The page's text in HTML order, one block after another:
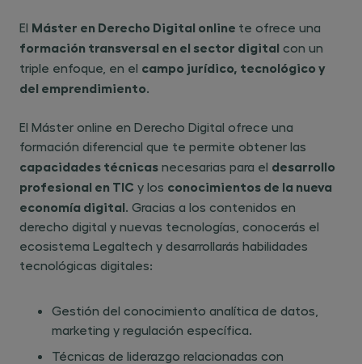
El ​ Máster en Derecho Digital online te ofrece una ​
formación transversal en el sector digital con un
triple enfoque, en el ​ campo jurídico, tecnológico y
del emprendimiento.
El Máster online en Derecho Digital ofrece una
formación diferencial que te permite obtener las
capacidades técnicas necesarias para el desarrollo
profesional en TIC y los conocimientos de la nueva
economía digital. Gracias a los contenidos en
derecho digital y nuevas tecnologías, conocerás el
ecosistema Legaltech y desarrollarás habilidades
tecnológicas digitales:
Gestión del conocimiento analítica de datos,
marketing y regulación específica.
Técnicas de liderazgo relacionadas con